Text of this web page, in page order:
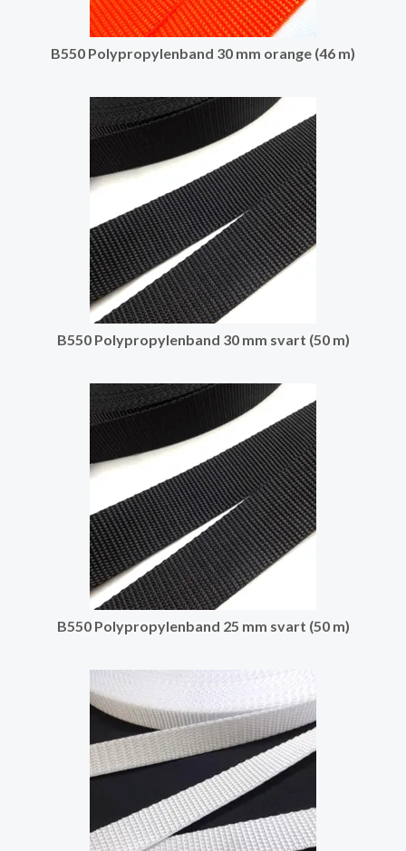
B550 Polypropylenband 30 mm orange (46 m)
B550 Polypropylenband 30 mm svart (50 m)
B550 Polypropylenband 25 mm svart (50 m)